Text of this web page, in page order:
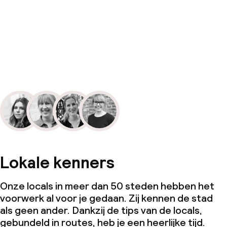
Lokale kenners
Onze locals in meer dan 50 steden hebben het
voorwerk al voor je gedaan. Zij kennen de stad
als geen ander. Dankzij de tips van de locals,
gebundeld in routes, heb je een heerlijke tijd.